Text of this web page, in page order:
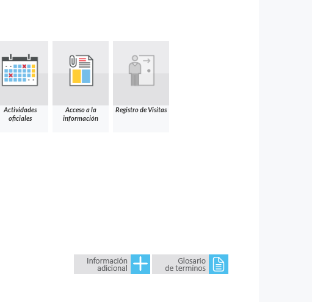
Actividades
oficiales
Acceso a la
información
Registro de Visitas